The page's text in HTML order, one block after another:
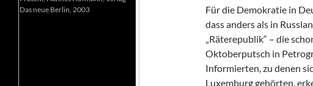
Für die Demokratie in
dass anders als in
„Räterepublik“ – die
Oktoberputsch in
Informierten, zu denen
Luxemburg gehörten,